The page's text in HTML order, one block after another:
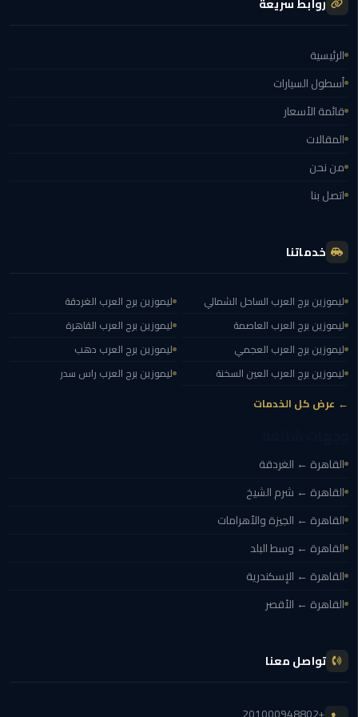
الغردقة
شرم
الشيخ
ليموزين
مرسي
ليموزين
ليموزين
الشمالي
خدمة
اهلا
مطار
ليموزين
مرسيدس
أسعار
توصيل
برج
العرب
ليموزين
من
الرئيسية
أسطول السيارات
قائمة الأسعار
المقالات
من نحن
اتصل بنا
خدماتنا
ليموزين برج العرب الساحل الشمالي
ليموزين برج العرب العاصمة
ليموزين برج العرب العجمي
ليموزين برج العرب العين السخنة
ليموزين برج العرب الغردقة
ليموزين برج العرب القاهرة
ليموزين برج العرب دهب
ليموزين برج العرب راس سدر
← عرض كل الخدمات
القاهرة ← الغردقة
القاهرة ← شرم الشيخ
القاهرة ← الجيزة والأهرامات
القاهرة ← وسط البلد
القاهرة ← الإسكندرية
القاهرة ← الأقصر
تواصل معنا